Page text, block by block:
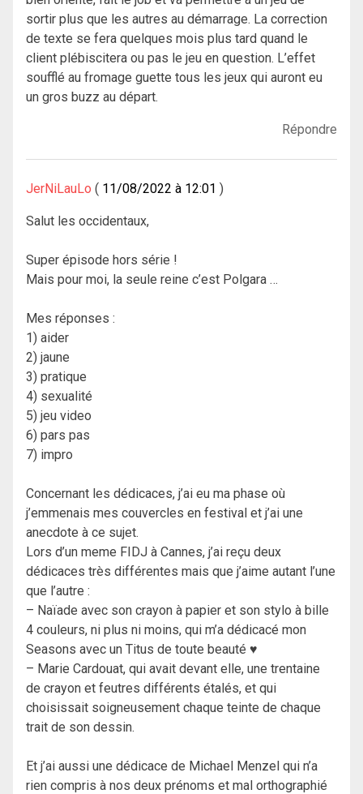
sortir plus que les autres au démarrage. La correction
de texte se fera quelques mois plus tard quand le
client plébiscitera ou pas le jeu en question. L’effet
soufflé au fromage guette tous les jeux qui auront eu
un gros buzz au départ.
Répondre
JerNiLauLo 11/08/2022 à 12:01
Salut les occidentaux,
Super épisode hors série !
Mais pour moi, la seule reine c’est Polgara …
Mes réponses :
1) aider
2) jaune
3) pratique
4) sexualité
5) jeu video
6) pars pas
7) impro
Concernant les dédicaces, j’ai eu ma phase où
j’emmenais mes couvercles en festival et j’ai une
anecdote à ce sujet.
Lors d’un meme FIDJ à Cannes, j’ai reçu deux
dédicaces très différentes mais que j’aime autant l’une
que l’autre :
– Naïade avec son crayon à papier et son stylo à bille
4 couleurs, ni plus ni moins, qui m’a dédicacé mon
Seasons avec un Titus de toute beauté ♥
– Marie Cardouat, qui avait devant elle, une trentaine
de crayon et feutres différents étalés, et qui
choisissait soigneusement chaque teinte de chaque
trait de son dessin.
Et j’ai aussi une dédicace de Michael Menzel qui n’a
rien compris à nos deux prénoms et mal orthographié